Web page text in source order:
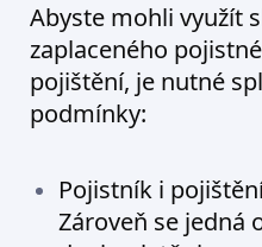
Abyste mohli využít
zaplaceného
pojištění, je nutné
podmínky:
Pojistník i
Zároveň se jedná